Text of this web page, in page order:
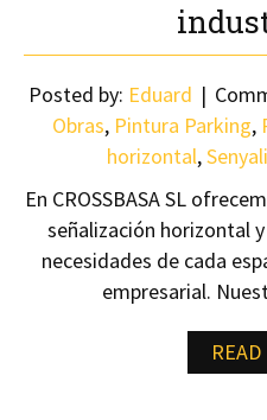
Posted by: Eduard
Obras, Pintura Parking,
horizontal,
En CROSSBASA SL
señalización horizontal
necesidades de cada
empresarial.